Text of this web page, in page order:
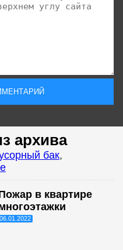
архива
бак,
в квартире
06.01.2022